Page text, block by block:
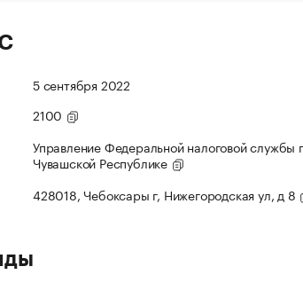
5 сентября 2022
2100
Управление Федеральной налоговой службы
Чувашской Республике
428018, Чебоксары г, Нижегородская ул, д 8